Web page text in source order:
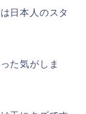
日本人のスタ
た気がしま